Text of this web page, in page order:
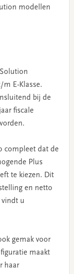
modellen
m E-Klasse.
bij de
fiscale
compleet dat de
Plus
te kiezen. Dit
en netto
vindt u
gemak voor
maakt
haar